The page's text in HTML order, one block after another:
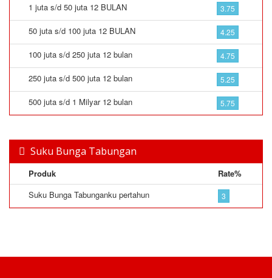
1 juta s/d 50 juta 12 BULAN 3.75
50 juta s/d 100 juta 12 BULAN 4.25
100 juta s/d 250 juta 12 bulan 4.75
250 juta s/d 500 juta 12 bulan 5.25
500 juta s/d 1 Milyar 12 bulan 5.75
Suku Bunga Tabungan
Produk
Rate%
Suku Bunga Tabunganku pertahun
3